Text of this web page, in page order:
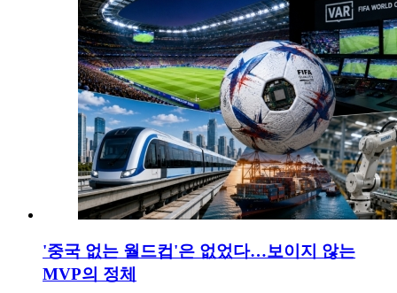
'중국 없는 월드컵'은 없었다…보이지 않는
MVP의 정체